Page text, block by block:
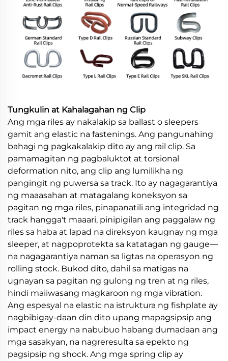
Tungkulin at Kahalagahan ng Clip
Ang mga riles ay nakalakip sa ballast o sleepers
gamit ang elastic na fastenings. Ang pangunahing
bahagi ng pagkakalakip dito ay ang rail clip. Sa
pamamagitan ng pagbaluktot at torsional
deformation nito, ang clip ang lumilikha ng
pangingit ng puwersa sa track. Ito ay nagagarantiya
ng maaasahan at matagalang koneksyon sa
pagitan ng mga riles, pinapanatili ang integridad ng
track hangga't maaari, pinipigilan ang paggalaw ng
riles sa haba at lapad na direksyon kaugnay ng mga
sleeper, at nagpoprotekta sa katatagan ng gauge—
na nagagarantiya naman sa ligtas na operasyon ng
rolling stock. Bukod dito, dahil sa matigas na
ugnayan sa pagitan ng gulong ng tren at ng riles,
hindi maiiwasang magkaroon ng mga vibration.
Ang espesyal na elastic na istruktura ng fishplate ay
nagbibigay-daan din dito upang mapagsipsip ang
impact energy na nabubuo habang dumadaan ang
mga sasakyan, na nagreresulta sa epekto ng
pagsipsip ng shock. Ang mga spring clip ay